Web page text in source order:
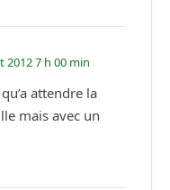
2012 7 h 00 min
attendre la
mais avec un